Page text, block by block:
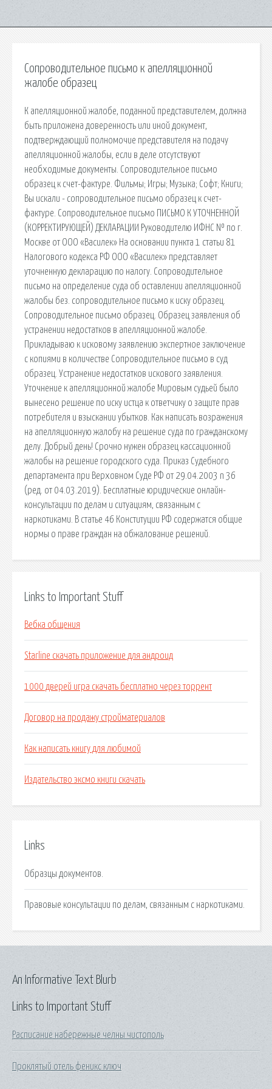
Сопроводительное письмо к апелляционной
жалобе образец
К апелляционной жалобе, поданной представителем, должна
быть приложена доверенность или иной документ,
подтверждающий полномочие представителя на подачу
апелляционной жалобы, если в деле отсутствуют
необходимые документы. Сопроводительное письмо
образец к счет-фактуре. Фильмы; Игры; Музыка; Софт; Книги;
Вы искали - сопроводительное письмо образец к счет-
фактуре. Сопроводительное письмо ПИСЬМО К УТОЧНЕННОЙ
(КОРРЕКТИРУЮЩЕЙ) ДЕКЛАРАЦИИ Руководителю ИФНС № по г.
Москве от ООО «Василек» На основании пункта 1 статьи 81
Налогового кодекса РФ ООО «Василек» представляет
уточненную декларацию по налогу. Сопроводительное
письмо на определение суда об оставлении апелляционной
жалобы без. сопроводительное письмо к иску образец.
Сопроводительное письмо образец. Образец заявления об
устранении недостатков в апелляционной жалобе.
Прикладываю к исковому заявлению экспертное заключение
с копиями в количестве Сопроводительное письмо в суд
образец. Устранение недостатков искового заявления.
Уточнение к апелляционной жалобе Мировым судьей было
вынесено решение по иску истца к ответчику о защите прав
потребителя и взыскании убытков. Как написать возражения
на апелляционную жалобу на решение суда по гражданскому
делу. Добрый день! Срочно нужен образец кассационной
жалобы на решение городского суда. Приказ Судебного
департамента при Верховном Суде РФ от 29.04.2003 n 36
(ред. от 04.03.2019). Бесплатные юридические онлайн-
консультации по делам и ситуациям, связанным с
наркотиками. В статье 46 Конституции РФ содержатся общие
нормы о праве граждан на обжалование решений.
Links to Important Stuff
Вебка общения
Starline скачать приложение для андроид
1000 дверей игра скачать бесплатно через торрент
Договор на продажу стройматериалов
Как написать книгу для любимой
Издательство эксмо книги скачать
Links
Образцы документов.
Правовые консультации по делам, связанным с наркотиками.
Links to Important Stuff
Расписание набережные челны чистополь
Проклятый отель феникс ключ
An Informative Text Blurb